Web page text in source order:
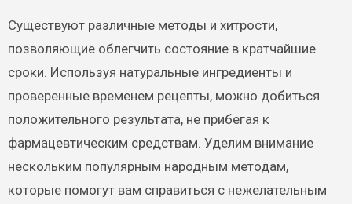
Существуют различные методы и хитрости,
позволяющие облегчить состояние в кратчайшие
сроки. Используя натуральные ингредиенты и
проверенные временем рецепты, можно добиться
положительного результата, не прибегая к
фармацевтическим средствам. Уделим внимание
нескольким популярным народным методам,
которые помогут вам справиться с нежелательным